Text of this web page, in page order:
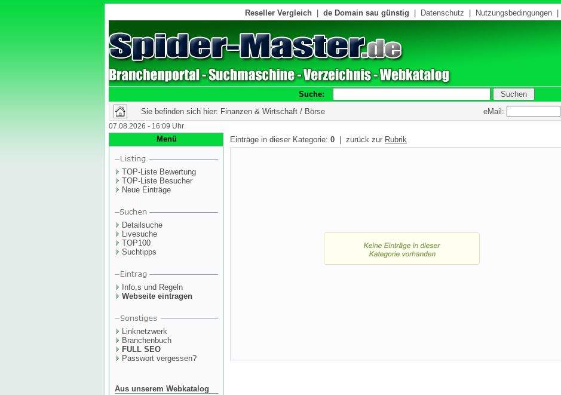
Reseller Vergleich de Domain sau günstig Datenschutz Nutzungsbedingungen
Suche:
Sie befinden sich hier: Finanzen & Wirtschaft / Börse
eMail:
07.08.2026 - 16:09 Uhr
Menü
TOP-Liste Bewertung
TOP-Liste Besucher
Neue Einträge
Detailsuche
Livesuche
TOP100
Suchtipps
Info,s und Regeln
Webseite eintragen
Linknetzwerk
Branchenbuch
FULL SEO
Passwort vergessen?
Aus unserem Webkatalog
Einträge in dieser Kategorie: 0 | zurück zur Rubrik